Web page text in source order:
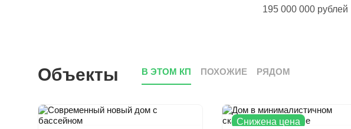
195 000 000 рублей
Объекты В ЭТОМ КП ПОХОЖИЕ РЯДОМ
Снижена цена